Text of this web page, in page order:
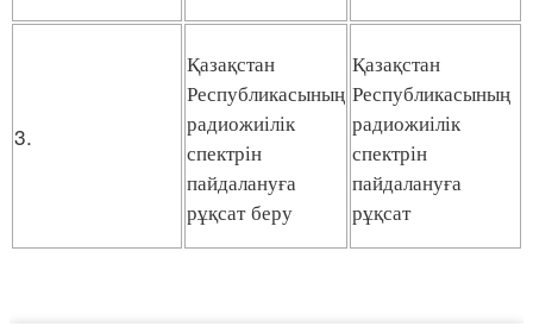
3.
Қазақстан
Республикасының
радиожиілік
спектрін
пайдалануға
рұқсат беру
Қазақстан
Республикасының
радиожиілік
спектрін
пайдалануға
рұқсат